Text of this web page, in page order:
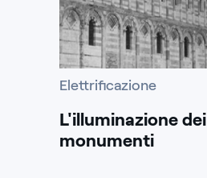
Elettrificazione
L'illuminazione dei
monumenti